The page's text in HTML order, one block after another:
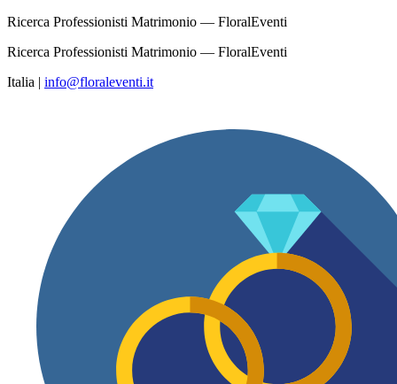
Ricerca Professionisti Matrimonio — FloralEventi
Ricerca Professionisti Matrimonio — FloralEventi
Italia | info@floraleventi.it